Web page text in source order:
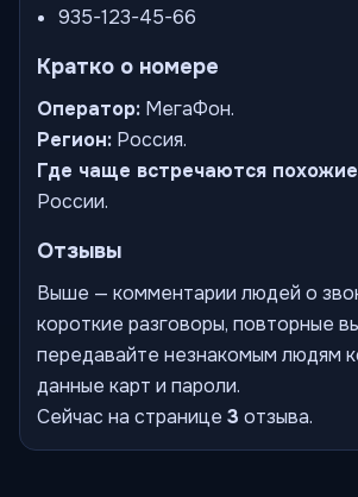
935-123-45-66
Кратко о номере
Оператор: МегаФон.
Регион: Россия.
Где чаще встречаются
России.
Отзывы
Выше — комментарии людей о
короткие разговоры, повторные
передавайте незнакомым людям
данные карт и пароли.
Сейчас на странице 3 отзыва.